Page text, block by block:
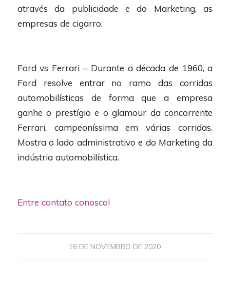
através da publicidade e do Marketing, as
empresas de cigarro.
Ford vs Ferrari – Durante a década de 1960, a
Ford resolve entrar no ramo das corridas
automobilísticas de forma que a empresa
ganhe o prestígio e o glamour da concorrente
Ferrari, campeoníssima em várias corridas.
Mostra o lado administrativo e do Marketing da
indústria automobilística.
Entre contato conosco!
16 DE NOVEMBRO DE 2020